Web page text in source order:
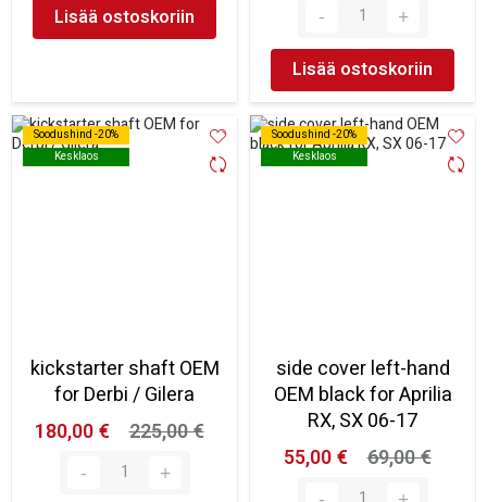
Lisää ostoskoriin
Lisää ostoskoriin
Soodushind -20%
Kesklaos
Soodushind -20%
Kesklaos
kickstarter shaft OEM
for Derbi / Gilera
180,00 €
225,00 €
Soodushind -20%
Kesklaos
Soodushind -20%
Kesklaos
side cover left-hand
OEM black for Aprilia
RX, SX 06-17
55,00 €
69,00 €